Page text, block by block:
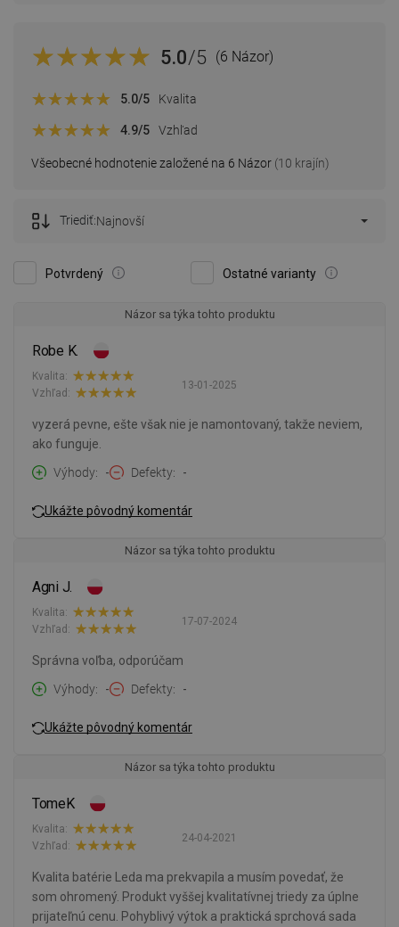
5.0/5 (6 Názor)
Všeobecné hodnotenie založené na 6 Názor (10 krajín)
5.0/5 Kvalita
4.9/5 Vzhľad
Potvrdený Ostatné varianty
Triediť:Najnovší
Názor sa týka tohto produktu
Robe K.
13-01-2025
Kvalita:
Vzhľad:
vyzerá pevne, ešte však nie je namontovaný, takže neviem,
ako funguje.
Výhody
- Defekty -
Ukážte pôvodný komentár
Názor sa týka tohto produktu
Agni J.
17-07-2024
Kvalita:
Vzhľad:
Správna voľba, odporúčam
Výhody
- Defekty -
Ukážte pôvodný komentár
Názor sa týka tohto produktu
TomeK
24-04-2021
Kvalita:
Vzhľad:
Kvalita batérie Leda ma prekvapila a musím povedať, že
som ohromený. Produkt vyššej kvalitatívnej triedy za úplne
prijateľnú cenu. Pohyblivý výtok a praktická sprchová sada